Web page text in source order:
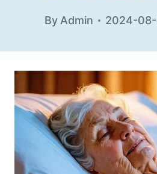
By Admin 2024-